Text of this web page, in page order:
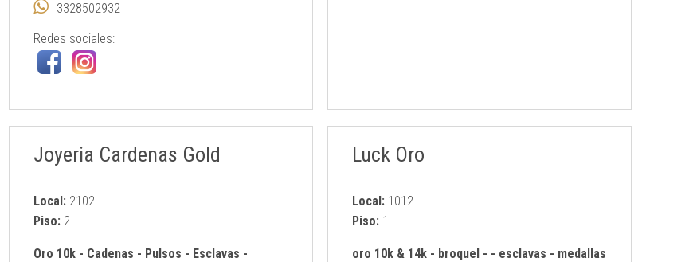
3328502932
Redes sociales:
Joyeria Cardenas Gold
Local: 2102
Piso: 2
Oro 10k - Cadenas - Pulsos - Esclavas -
Luck Oro
Local: 1012
Piso: 1
oro 10k & 14k - broquel - - esclavas - medallas